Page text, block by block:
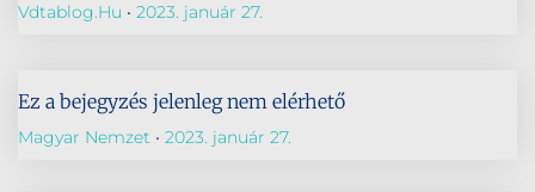
Vdtablog.hu 2023. január 27.
Ez a bejegyzés jelenleg nem elérhető
Magyar Nemzet 2023. január 27.